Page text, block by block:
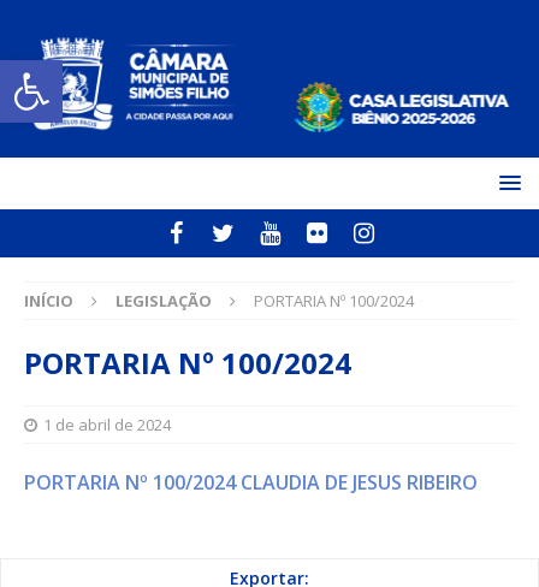
Open toolbar
INÍCIO LEGISLAÇÃO PORTARIA Nº 100/2024
PORTARIA Nº 100/2024
1 de abril de 2024
PORTARIA Nº 100/2024 CLAUDIA DE JESUS RIBEIRO
Exportar: